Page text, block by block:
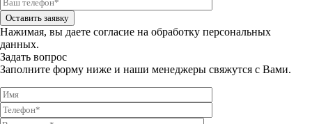
Оставить заявку
Нажимая, вы даете согласие на обработку персональных
данных.
Задать вопрос
Заполните форму ниже и наши менеджеры свяжутся с Вами.